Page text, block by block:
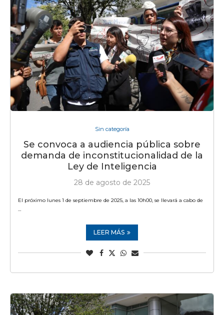
Sin categoría
Se convoca a audiencia pública sobre
demanda de inconstitucionalidad de la
Ley de Inteligencia
28 de agosto de 2025
El próximo lunes 1 de septiembre de 2025, a las 10h00, se llevará a cabo de
…
LEER MÁS